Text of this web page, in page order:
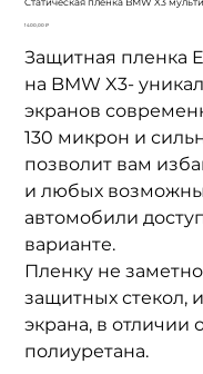
Cтатическая пленка BMW X3
Цена
1 400,00 ₽
Защитная пленка
на BMW X3-
экранов
130 микрон и
позволит вам
и любых
автомобили
варианте.
Пленку не
защитных стекол,
экрана, в отличии
полиуретана.